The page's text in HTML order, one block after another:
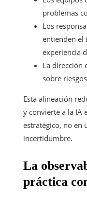
problemas
Los
entienden el
experiencia
La dirección
sobre
Esta alineación
y convierte a la IA
estratégico, no en
incertidumbre.
La
práctica